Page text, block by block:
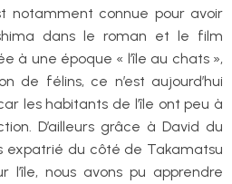
notamment connue pour avoir
dans le roman et le film
à une époque « l’île au chats »,
de félins, ce n’est aujourd’hui
les habitants de l’île ont peu à
D’ailleurs grâce à David du
expatrié du côté de Takamatsu
nous avons pu apprendre